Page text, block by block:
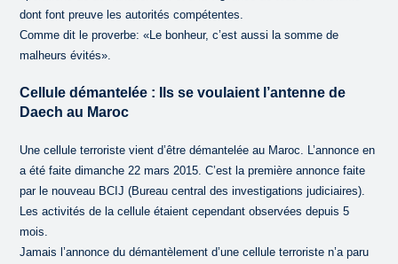
dont font preuve les autorités compétentes.
Comme dit le proverbe: «Le bonheur, c’est aussi la somme de
malheurs évités».
Cellule démantelée : Ils se voulaient l’antenne de
Daech au Maroc
Une cellule terroriste vient d’être démantelée au Maroc. L’annonce en
a été faite dimanche 22 mars 2015. C’est la première annonce faite
par le nouveau BCIJ (Bureau central des investigations judiciaires).
Les activités de la cellule étaient cependant observées depuis 5
mois.
Jamais l’annonce du démantèlement d’une cellule terroriste n’a paru